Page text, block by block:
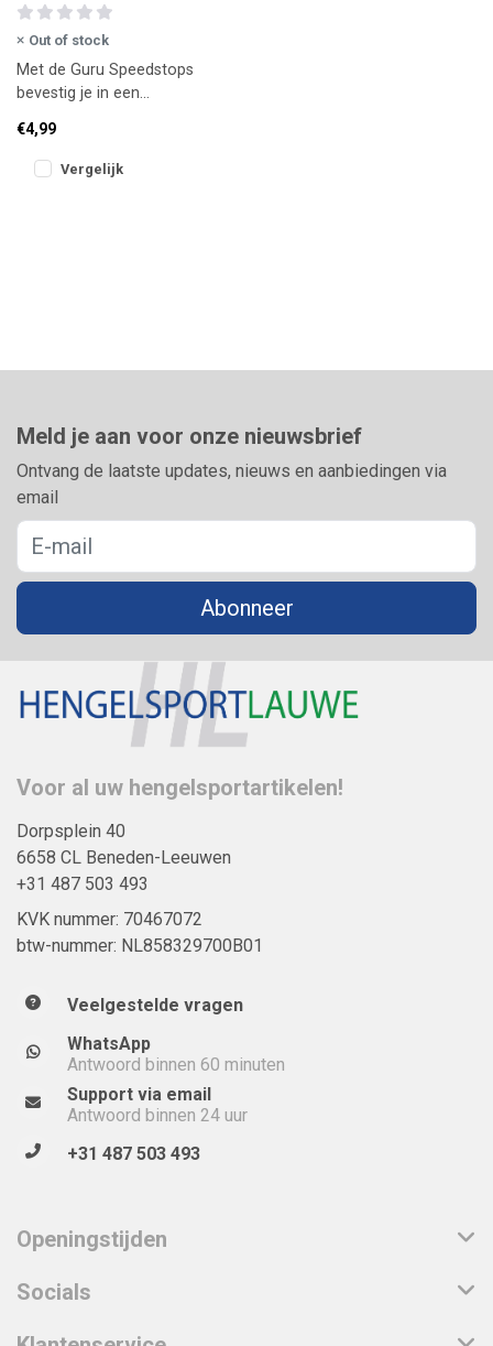
Out of stock
Met de Guru Speedstops
bevestig je in een
de hair.
€4,99
Vergelijk
Meld je aan voor onze nieuwsbrief
Ontvang de laatste updates, nieuws en aanbiedingen via
email
Abonneer
Voor al uw hengelsportartikelen!
Dorpsplein 40
6658 CL Beneden-Leeuwen
+31 487 503 493
KVK nummer: 70467072
btw-nummer: NL858329700B01
Veelgestelde vragen
WhatsApp
Antwoord binnen 60 minuten
Support via email
Antwoord binnen 24 uur
+31 487 503 493
Openingstijden
Socials